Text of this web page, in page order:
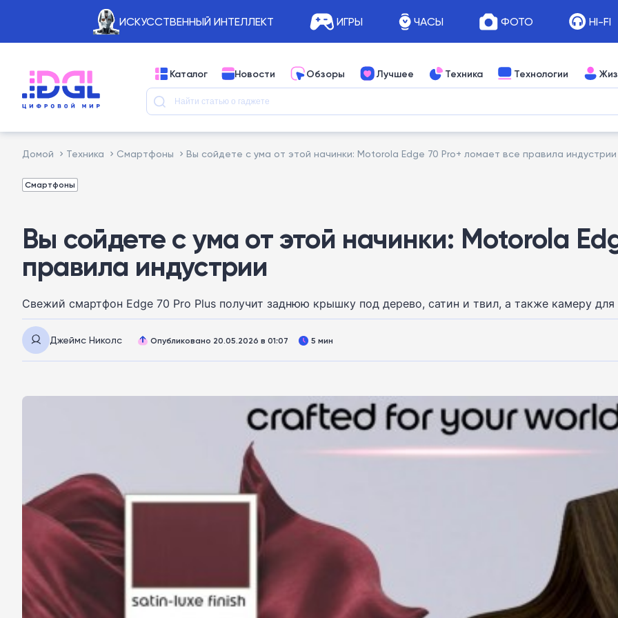
ИСКУССТВЕННЫЙ ИНТЕЛЛЕКТ ИГРЫ ЧАСЫ ФОТО HI-FI
Каталог Новости Обзоры Лучшее Техника Технологии
Домой Техника Смартфоны Вы сойдете с ума от этой начинки: Motorola Edge 70 Pro+ ломает все правила индустрии
Смартфоны
Вы сойдете с ума от этой начинки: Motorola
правила индустрии
Свежий смартфон Edge 70 Pro Plus получит заднюю крышку под дерево, сатин и твил, а также камеру
Джеймс Николс Опубликовано 20.05.2026 в 01:07 5 мин